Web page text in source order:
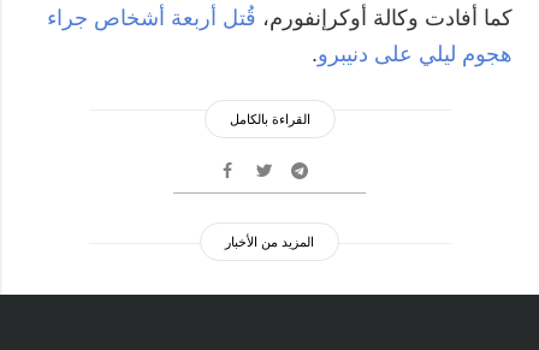
كما أفادت وكالة أوكرإنفورم، قُتل أربعة أشخاص جراء
هجوم ليلي على دنيبرو.
القراءة بالكامل
المزيد من الأخبار